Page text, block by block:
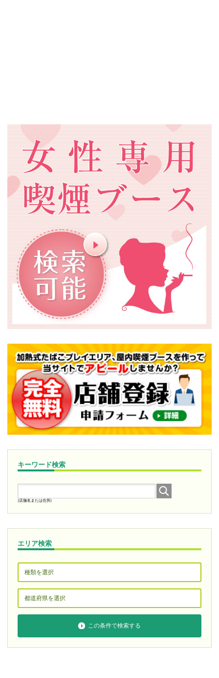
キーワード検索
(店舗名または住所)
エリア検索
この条件で検索する